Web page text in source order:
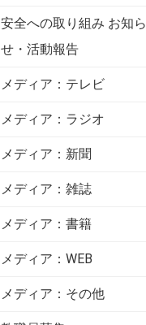
安全への取り組み お知ら
せ・活動報告
メディア：テレビ
メディア：ラジオ
メディア：新聞
メディア：雑誌
メディア：書籍
メディア：WEB
メディア：その他